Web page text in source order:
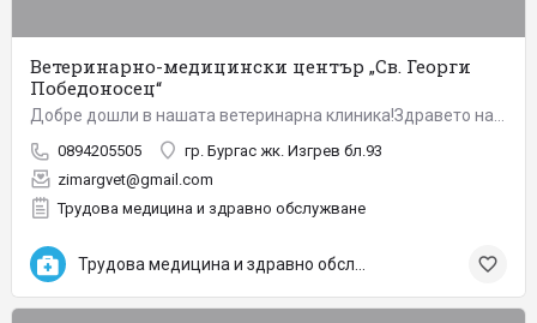
Ветеринарно-медицински център „Св. Георги
Победоносец“
0894205505
гр. Бургас жк. Изгрев бл.93
zimargvet@gmail.com
Трудова медицина и здравно обслужване